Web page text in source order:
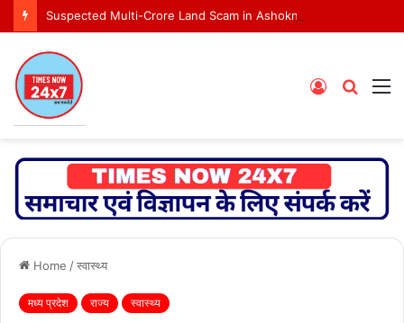
Search
Log
Home /स्वास्थ्य
मध्य प्रदेश राज्य स्वास्थ्य